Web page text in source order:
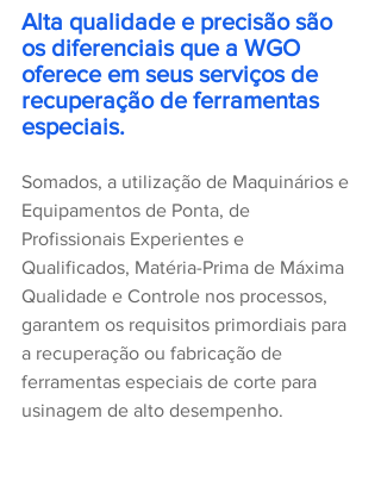
Alta qualidade e precisão são
os diferenciais que a WGO
oferece em seus serviços de
recuperação de ferramentas
especiais.
Somados, a utilização de Maquinários e
Equipamentos de Ponta, de
Profissionais Experientes e
Qualificados, Matéria-Prima de Máxima
Qualidade e Controle nos processos,
garantem os requisitos primordiais para
a recuperação ou fabricação de
ferramentas especiais de corte para
usinagem de alto desempenho.